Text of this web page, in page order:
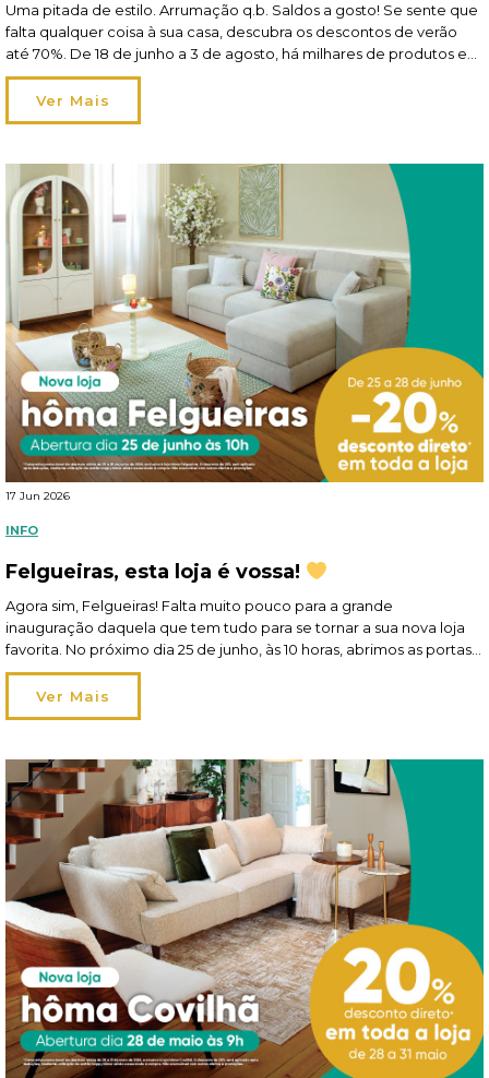
Uma pitada de estilo. Arrumação q.b. Saldos a gosto! Se sente que
falta qualquer coisa à sua casa, descubra os descontos de verão
até 70%. De 18 de junho a 3 de agosto, há milhares de produtos em
saldos à sua espera nas lojas e em homa.pt! Frescos, leves e
irresistíveis Tão frescos como lençóis […]
Ver Mais
17 Jun 2026
INFO
Felgueiras, esta loja é vossa!
Agora sim, Felgueiras! Falta muito pouco para a grande
inauguração daquela que tem tudo para se tornar a sua nova loja
favorita. No próximo dia 25 de junho, às 10 horas, abrimos as portas
no Parque Comercial Felgueiras. E gostávamos mesmo muito de
contar com a sua presença! Talvez entre só por curiosidade… mas
vai […]
Ver Mais